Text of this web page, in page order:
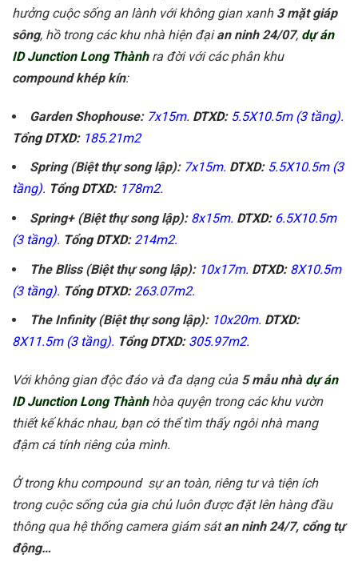
hưởng cuộc sống an lành với không gian xanh 3 mặt giáp
sông, hồ trong các khu nhà hiện đạian ninh 24/07, dự án
ID Junction Long Thànhra đời với các phân khu
compound khép kín:
Garden Shophouse: 7x15m. DTXD:5.5X10.5m (3 tầng).
Tổng DTXD:185.21m2
Spring (Biệt thự song lập): 7x15m. DTXD:5.5X10.5m (3
tầng). Tổng DTXD: 178m2.
Spring+ (Biệt thự song lập): 8x15m. DTXD:6.5X10.5m
(3 tầng). Tổng DTXD: 214m2.
The Bliss (Biệt thự song lập): 10x17m. DTXD: 8X10.5m
(3 tầng). Tổng DTXD: 263.07m2.
The Infinity (Biệt thự song lập): 10x20m. DTXD:
8X11.5m (3 tầng). Tổng DTXD:305.97m2.
Với không gian độc đáo và đa dạng của 5 mẫu nhà dự án
ID Junction Long Thànhhòa quyện trong các khu vườn
thiết kế khác nhau, bạn có thể tìm thấy ngôi nhà mang
đậm cá tính riêng của mình.
Ở trong khu compound sự an toàn, riêng tư và tiện ích
trong cuộc sống của gia chủ luôn được đặt lên hàng đầu
thông qua hệ thống camera giám sátan ninh 24/7, cổng tự
động…